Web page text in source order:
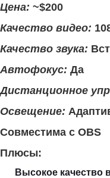
Цена: ~$200
Качество видео:
Качество звука:
Автофокус: Да
Дистанционное
Освещение:
Совместима с OBS
Плюсы:
Высокое качество